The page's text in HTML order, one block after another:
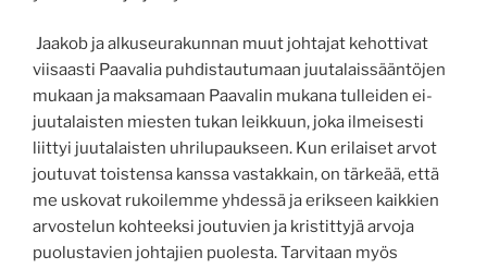
Jaakob ja alkuseurakunnan muut johtajat kehottivat
viisaasti Paavalia puhdistautumaan juutalaissääntöjen
mukaan ja maksamaan Paavalin mukana tulleiden ei-
juutalaisten miesten tukan leikkuun, joka ilmeisesti
liittyi juutalaisten uhrilupaukseen. Kun erilaiset arvot
joutuvat toistensa kanssa vastakkain, on tärkeää, että
me uskovat rukoilemme yhdessä ja erikseen kaikkien
arvostelun kohteeksi joutuvien ja kristittyjä arvoja
puolustavien johtajien puolesta. Tarvitaan myös